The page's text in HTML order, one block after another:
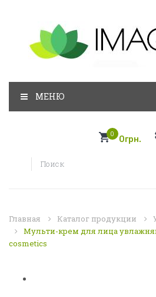
МЕНЮ
0
0грн.
Главная Каталог продукции
Мульти-крем для лица
cosmetics